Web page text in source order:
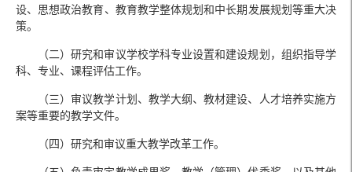
设、思想政治教育、教育教学整体规划和中长期发展规划等重大决
策。
（二）研究和审议学校学科专业设置和建设规划，组织指导学
科、专业、课程评估工作。
（三）审议教学计划、教学大纲、教材建设、人才培养实施方
案等重要的教学文件。
（四）研究和审议重大教学改革工作。